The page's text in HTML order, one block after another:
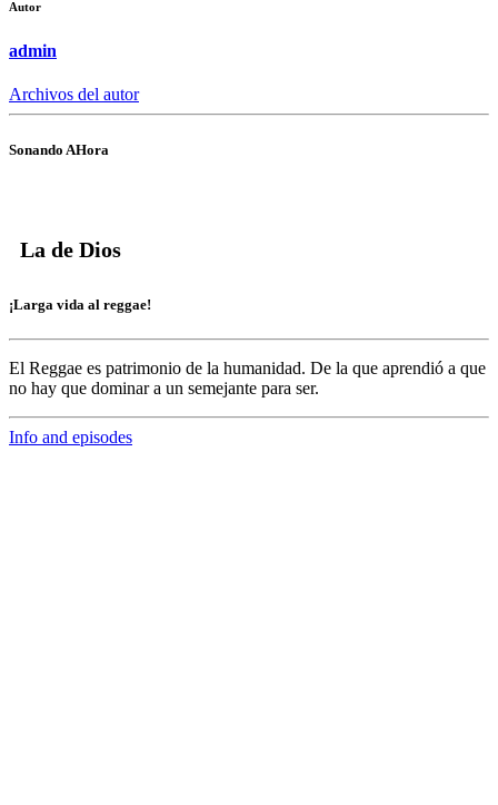
Autor
admin
Archivos del autor
Sonando AHora
La de Dios
¡Larga vida al reggae!
El Reggae es patrimonio de la humanidad. De la que aprendió a que
no hay que dominar a un semejante para ser.
Info and episodes